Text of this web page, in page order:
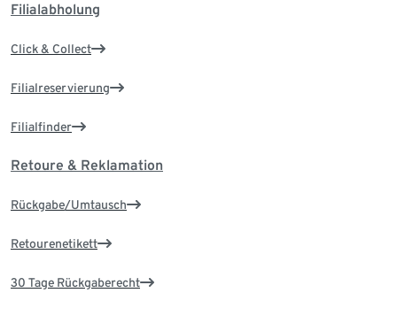
Filialabholung
Click & Collect
Filialreservierung
Filialfinder
Retoure & Reklamation
Rückgabe/Umtausch
Retourenetikett
30 Tage Rückgaberecht